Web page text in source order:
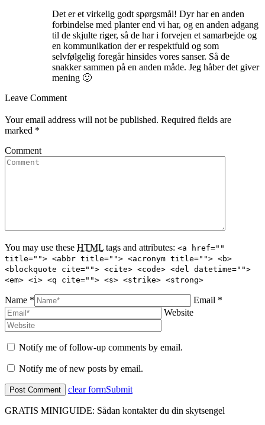
Det er et virkelig godt spørgsmål! Dyr har en anden
forbindelse med planter end vi har, og en anden adgang
til de skjulte riger, så de har i forvejen et samarbejde og
en kommunikation der er respektfuld og som
selvfølgelig foregår hinsides vores sanser. Så de
snakker sammen på en anden måde. Jeg håber det giver
mening 🙂
Leave Comment
Your email address will not be published. Required fields are
marked *
Comment
You may use these HTML tags and attributes: <a href=""
title=""> <abbr title=""> <acronym title=""> <b>
<blockquote cite=""> <cite> <code> <del datetime="">
<em> <i> <q cite=""> <s> <strike> <strong>
Name *
Email *
Website
Notify me of follow-up comments by email.
Notify me of new posts by email.
clear formSubmit
GRATIS MINIGUIDE: Sådan kontakter du din skytsengel